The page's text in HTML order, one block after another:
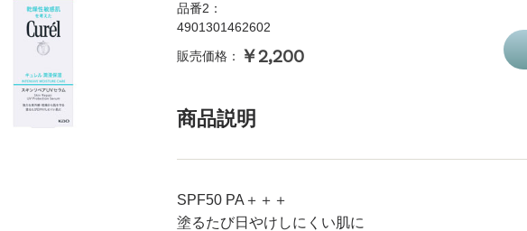
品番2：
4901301462602
販売価格：
￥2,200
商品説明
SPF50 PA＋＋＋
塗るたび日やけしにくい肌に